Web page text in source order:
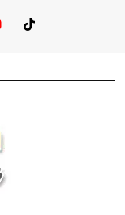
You TubeTikTok